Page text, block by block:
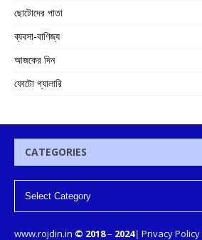
ছোটোদের পাতা
ব্যবসা-বাণিজ্য
আজকের দিন
ফোটো গ্যালারি
CATEGORIES
www.rojdin.in © 2018– 2024| Privacy Policy